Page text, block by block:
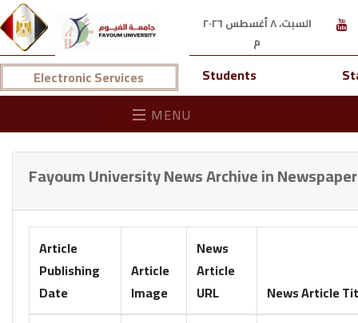
السبت، ٨ أغسطس ٢٠٢٦
م
Electronic Services Students
MENU
Fayoum University News Archive in
News Article
News
Article
URL
Article
Image
Article
Publishing
Date